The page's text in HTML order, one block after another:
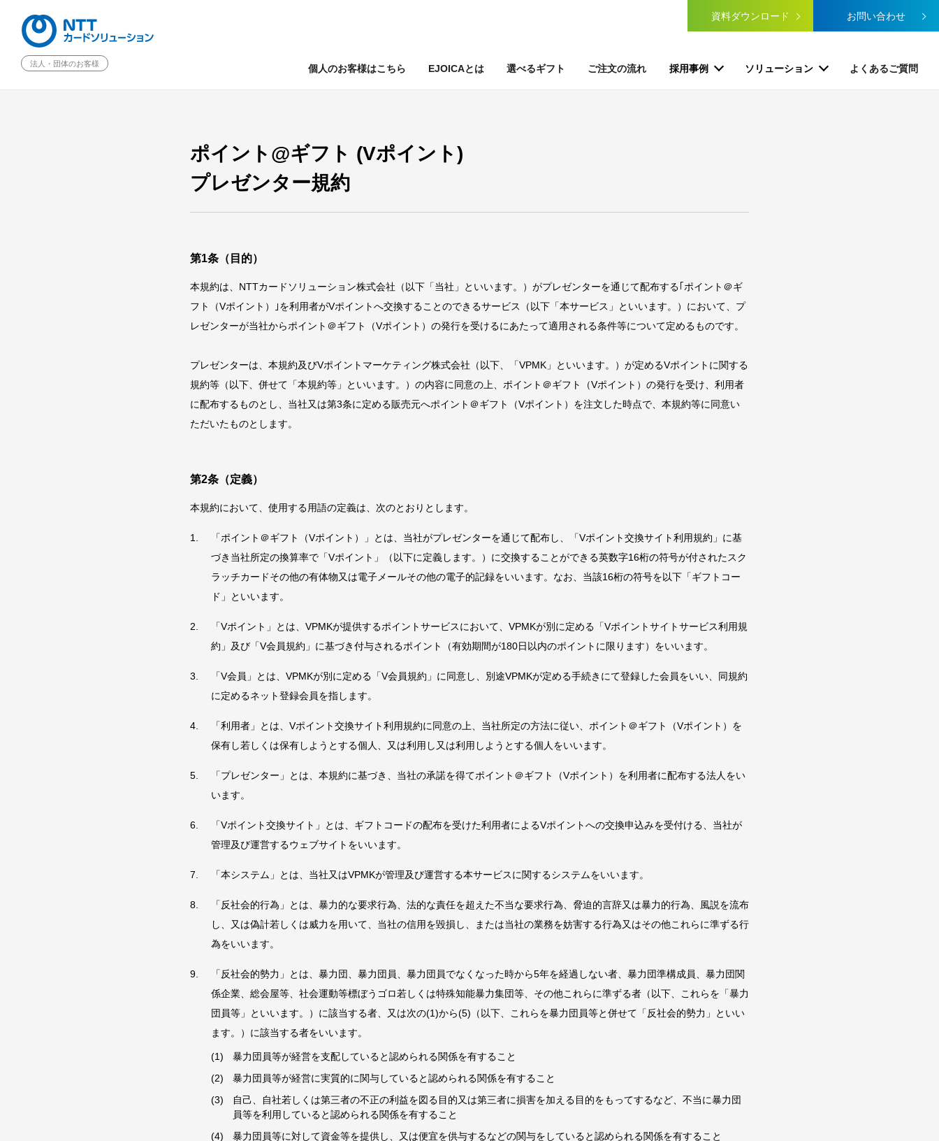
法人・団体のお客様
資料ダウンロード お問い合わせ
個人のお客様はこちら EJOICAとは 選べるギフト ご注文の流れ 採用事例 ソリューション よくあるご質問
ポイント@ギフト (Vポイント)
プレゼンター規約
第1条（目的）
本規約は、NTTカードソリューション株式会社（以下「当社」といいます。）がプレゼンターを通じて配布する｢ポイント＠ギ
フト（Vポイント）｣を利用者がVポイントへ交換することのできるサービス（以下「本サービス」といいます。）において、プ
レゼンターが当社からポイント＠ギフト（Vポイント）の発行を受けるにあたって適用される条件等について定めるものです。
プレゼンターは、本規約及びVポイントマーケティング株式会社（以下、「VPMK」といいます。）が定めるVポイントに関する
規約等（以下、併せて「本規約等」といいます。）の内容に同意の上、ポイント＠ギフト（Vポイント）の発行を受け、利用者
に配布するものとし、当社又は第3条に定める販売元へポイント＠ギフト（Vポイント）を注文した時点で、本規約等に同意い
ただいたものとします。
第2条（定義）
本規約において、使用する用語の定義は、次のとおりとします。
「ポイント＠ギフト（Vポイント）」とは、当社がプレゼンターを通じて配布し、「Vポイント交換サイト利用規約」に基
づき当社所定の換算率で「Vポイント」（以下に定義します。）に交換することができる英数字16桁の符号が付されたスク
ラッチカードその他の有体物又は電子メールその他の電子的記録をいいます。なお、当該16桁の符号を以下「ギフトコー
ド」といいます。
「Vポイント」とは、VPMKが提供するポイントサービスにおいて、VPMKが別に定める「Vポイントサイトサービス利用規
約」及び「V会員規約」に基づき付与されるポイント（有効期間が180日以内のポイントに限ります）をいいます。
「V会員」とは、VPMKが別に定める「V会員規約」に同意し、別途VPMKが定める手続きにて登録した会員をいい、同規約
に定めるネット登録会員を指します。
「利用者」とは、Vポイント交換サイト利用規約に同意の上、当社所定の方法に従い、ポイント＠ギフト（Vポイント）を
保有し若しくは保有しようとする個人、又は利用し又は利用しようとする個人をいいます。
「プレゼンター」とは、本規約に基づき、当社の承諾を得てポイント＠ギフト（Vポイント）を利用者に配布する法人をい
います。
「Vポイント交換サイト」とは、ギフトコードの配布を受けた利用者によるVポイントへの交換申込みを受付ける、当社が
管理及び運営するウェブサイトをいいます。
「本システム」とは、当社又はVPMKが管理及び運営する本サービスに関するシステムをいいます。
「反社会的行為」とは、暴力的な要求行為、法的な責任を超えた不当な要求行為、脅迫的言辞又は暴力的行為、風説を流布
し、又は偽計若しくは威力を用いて、当社の信用を毀損し、または当社の業務を妨害する行為又はその他これらに準ずる行
為をいいます。
「反社会的勢力」とは、暴力団、暴力団員、暴力団員でなくなった時から5年を経過しない者、暴力団準構成員、暴力団関
係企業、総会屋等、社会運動等標ぼうゴロ若しくは特殊知能暴力集団等、その他これらに準ずる者（以下、これらを「暴力
団員等」といいます。）に該当する者、又は次の(1)から(5)（以下、これらを暴力団員等と併せて「反社会的勢力」といい
ます。）に該当する者をいいます。
暴力団員等が経営を支配していると認められる関係を有すること
暴力団員等が経営に実質的に関与していると認められる関係を有すること
自己、自社若しくは第三者の不正の利益を図る目的又は第三者に損害を加える目的をもってするなど、不当に暴力団
員等を利用していると認められる関係を有すること
暴力団員等に対して資金等を提供し、又は便宜を供与するなどの関与をしていると認められる関係を有すること